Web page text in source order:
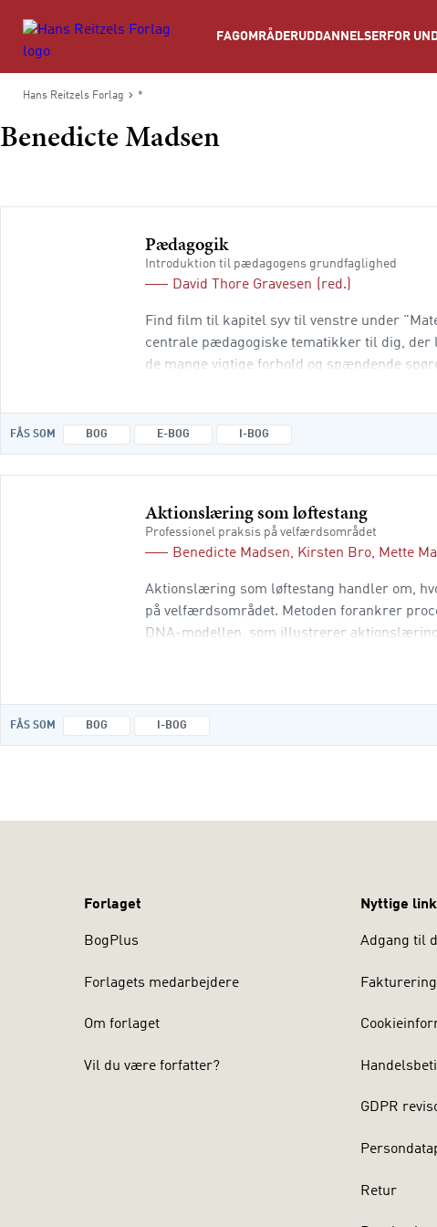
FAGOMRÅDERUDDANNELSER FOR
Hans Reitzels Forlag *
Benedicte Madsen
Pædagogik
Introduktion til pædagogens grundfaglighed
David Thore Gravesen (red.)
Find film til kapitel syv til venstre under
centrale pædagogiske tematikker til dig, der
de mange vigtige forhold og spændende
FÅS SOM BOG E-BOG I-BOG
Aktionslæring som løftestang
Professionel praksis på velfærdsområdet
Benedicte Madsen, Kirsten Bro, Mette
Aktionslæring som løftestang handler om,
på velfærdsområdet. Metoden forankrer
DNA-modellen, som illustrerer
FÅS SOM BOG I-BOG
Forlaget
BogPlus
Forlagets medarbejdere
Om forlaget
Vil du være forfatter?
Nyttige
Adgang til
Fakturering
GDPR
Retur